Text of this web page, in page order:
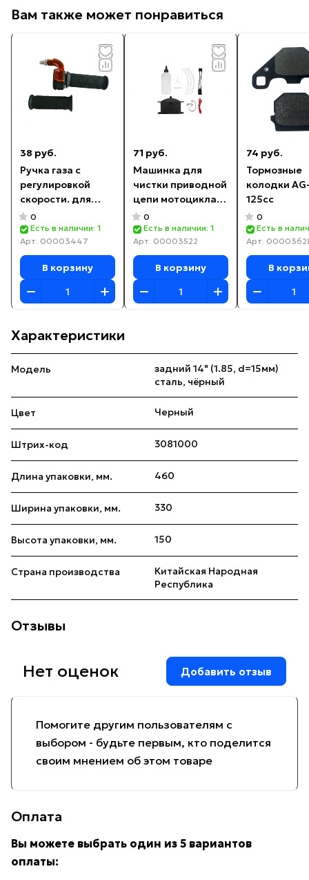
Вам также может понравиться
38 руб.
Ручка газа с
регулировкой
скорости. для
минибайка,
кроссбайка,
квадроцикла
0
Есть в наличии: 1
Арт. 00003447
В корзину
71 руб.
Машинка для
чистки приводной
цепи мотоцикла
(аналог
Kettenmax)
0
Есть в наличии: 1
Арт. 00003522
В корзину
74 руб.
Тормозные
колодки
125cc
0
Есть в
Арт.
В
Характеристики
Модель
задний 14" (1.85, d=15мм)
сталь, чёрный
Цвет Черный
Штрих-код 3081000
Длина упаковки, мм. 460
Ширина упаковки, мм. 330
Высота упаковки, мм. 150
Страна производства
Китайская Народная
Республика
Отзывы
Помогите другим пользователям с
выбором - будьте первым, кто поделится
своим мнением об этом товаре
Нет оценок Добавить отзыв
Оплата
Вы можете выбрать один из 5 вариантов
оплаты: